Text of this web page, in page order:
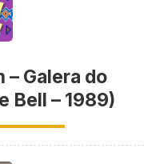
– Galera do
Bell – 1989)